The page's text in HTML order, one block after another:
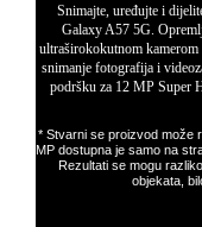
Snimajte, uređujte i
Galaxy A57 5G.
ultraširokokutnom
snimanje fotografija i
podršku za 12 MP Super
* Stvarni se proizvod može
MP dostupna je samo na
Rezultati se mogu
objekata,